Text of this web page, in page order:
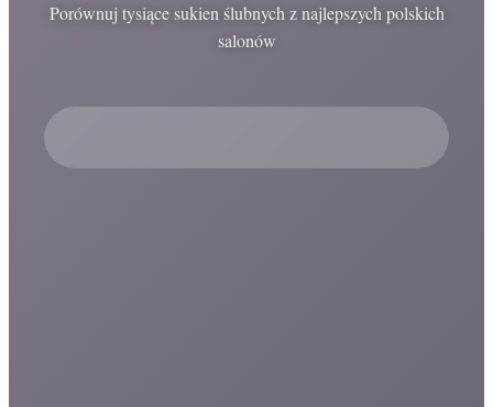
Porównuj tysiące sukien ślubnych z najlepszych polskich
salonów